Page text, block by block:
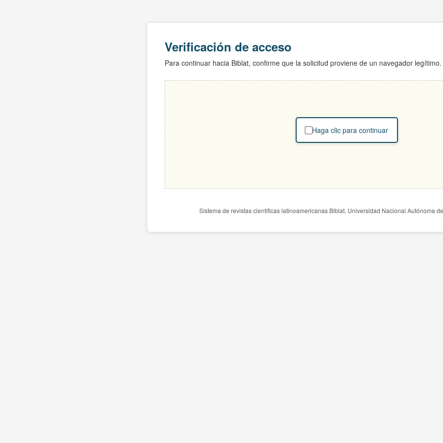
Verificación de acceso
Para continuar hacia Biblat, confirme que la solicitud proviene de un navegador legítimo.
Haga clic para continuar
Sistema de revistas científicas latinoamericanas Biblat. Universidad Nacional Autónoma